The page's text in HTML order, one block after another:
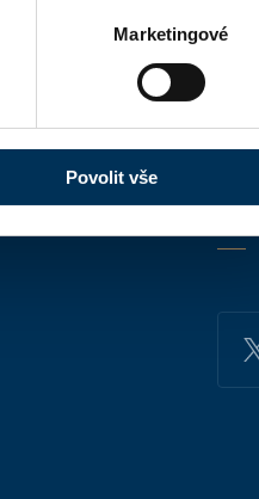
Marketingové
Povolit vše